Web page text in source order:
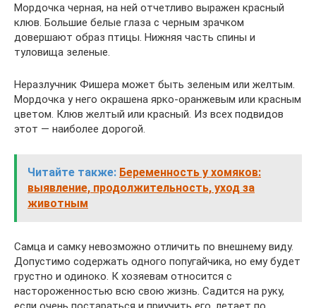
Мордочка черная, на ней отчетливо выражен красный
клюв. Большие белые глаза с черным зрачком
довершают образ птицы. Нижняя часть спины и
туловища зеленые.
Неразлучник Фишера может быть зеленым или желтым.
Мордочка у него окрашена ярко-оранжевым или красным
цветом. Клюв желтый или красный. Из всех подвидов
этот — наиболее дорогой.
Читайте также: Беременность у хомяков:
выявление, продолжительность, уход за
животным
Самца и самку невозможно отличить по внешнему виду.
Допустимо содержать одного попугайчика, но ему будет
грустно и одиноко. К хозяевам относится с
настороженностью всю свою жизнь. Садится на руку,